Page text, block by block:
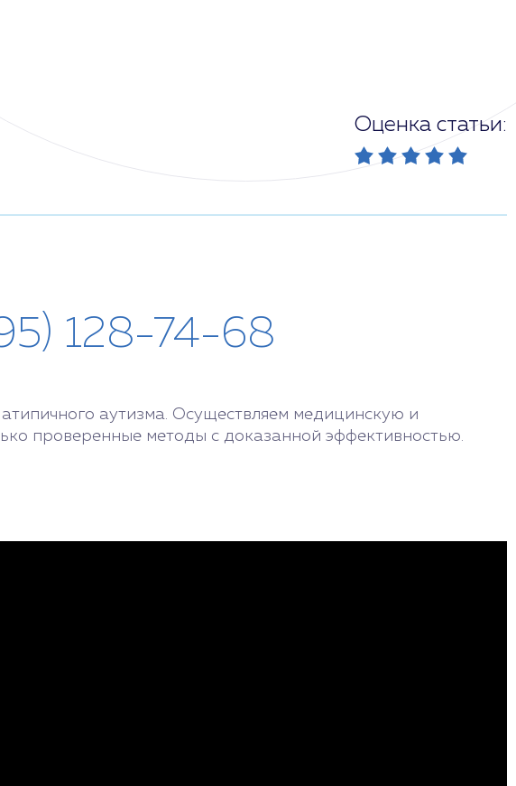
Оценка статьи:
128-74-68
аутизма. Осуществляем медицинскую и
проверенные методы с доказанной эффективностью.